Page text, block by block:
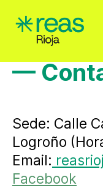
—
Sede: Calle
Logroño
Email:
Facebook